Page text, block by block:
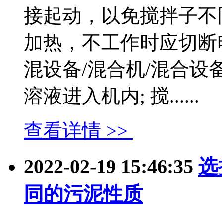
接起动，以免搅拌子
加热，不工作时应切
混设备/混合机/混合设
溶液进入机内; 搅......
查看详情 >>
2022-02-19 15:46:35
同的污泥性质